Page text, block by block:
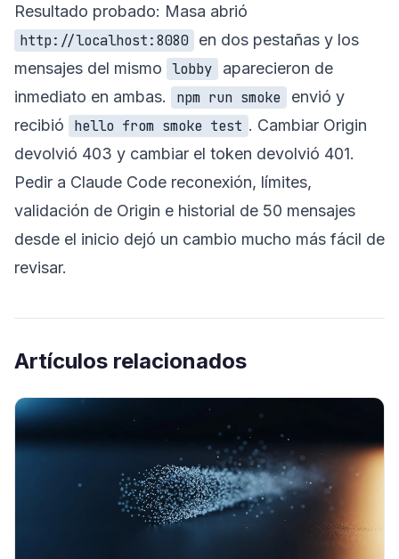
Resultado probado: Masa abrió
http://localhost:8080
en dos pestañas y los
mensajes del mismo lobby
aparecieron de
inmediato en ambas.
npm run smoke
envió y
recibió
hello from smoke test . Cambiar Origin
devolvió 403 y cambiar el token devolvió 401.
Pedir a Claude Code reconexión, límites,
validación de Origin e historial de 50 mensajes
desde el inicio dejó un cambio mucho más fácil de
revisar.
Artículos relacionados